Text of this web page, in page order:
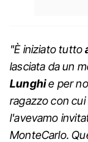
"È iniziato tutto
lasciata da un
Lunghie per
ragazzo con
l'avevamo
MonteCarlo.